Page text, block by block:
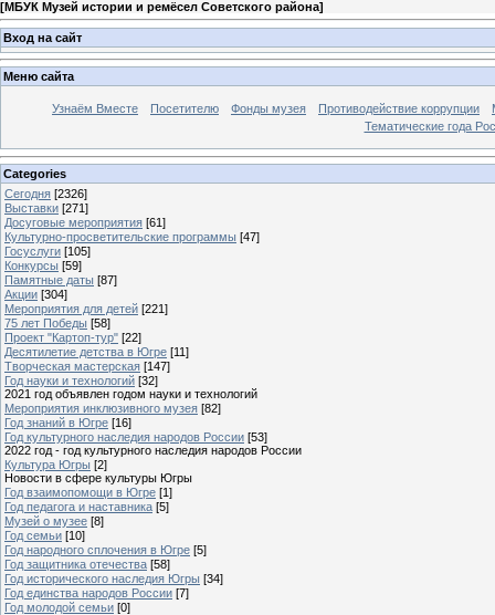
[МБУК Музей истории и ремёсел Советского района]
Вход на сайт
Меню сайта
Узнаём Вместе Посетителю Фонды музея Противодействие коррупции
Тематические года
Categories
Сегодня [2326]
Выставки [271]
Досуговые мероприятия [61]
Культурно-просветительские программы [47]
Госуслуги [105]
Конкурсы [59]
Памятные даты [87]
Акции [304]
Мероприятия для детей [221]
75 лет Победы [58]
Проект "Картоп-тур" [22]
Десятилетие детства в Югре [11]
Творческая мастерская [147]
Год науки и технологий [32]
2021 год объявлен годом науки и технологий
Мероприятия инклюзивного музея [82]
Год знаний в Югре [16]
Год культурного наследия народов России [53]
2022 год - год культурного наследия народов России
Культура Югры [2]
Новости в сфере культуры Югры
Год взаимопомощи в Югре [1]
Год педагога и наставника [5]
Музей о музее [8]
Год семьи [10]
Год народного сплочения в Югре [5]
Год защитника отечества [58]
Год исторического наследия Югры [34]
Год единства народов России [7]
Год молодой семьи [0]